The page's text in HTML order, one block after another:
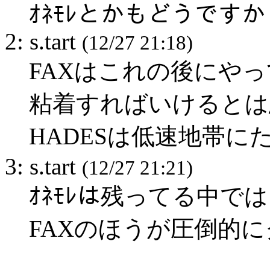
ｵﾈﾓﾚとかもどうです
2: s.tart (12/27 21:18)
FAXはこれの後にや
粘着すればいけると
HADESは低速地帯に
3: s.tart (12/27 21:21)
ｵﾈﾓﾚは残ってる中で
FAXのほうが圧倒的